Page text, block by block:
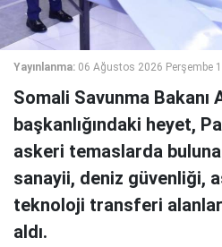
Yayınlanma: 06 Ağustos 2026 Perşembe
Somali Savunma Bakanı
başkanlığındaki heyet,
askeri temaslarda
sanayii, deniz güvenliği,
teknoloji transferi
aldı.